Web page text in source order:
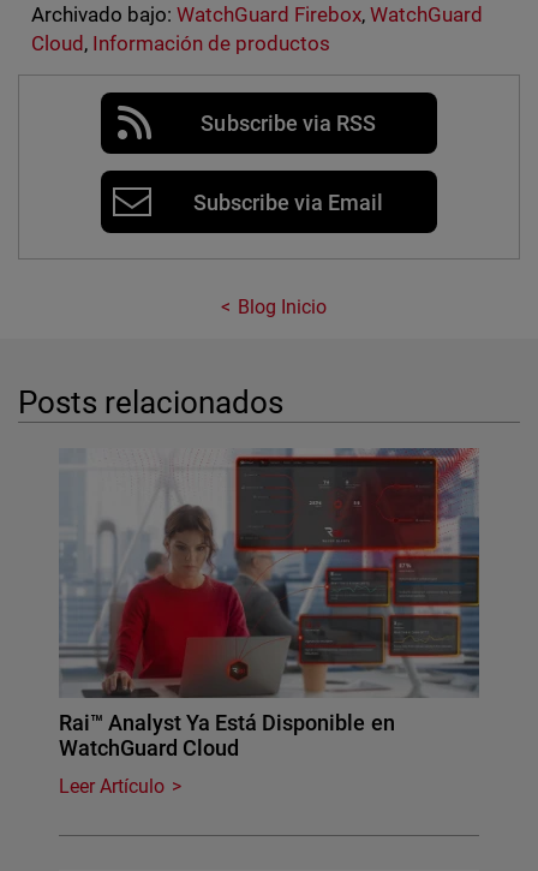
Archivado bajo: WatchGuard Firebox,WatchGuard
Cloud, Información de productos
Subscribe via RSS
Subscribe via Email
Blog Inicio
Posts relacionados
Rai™ Analyst Ya Está Disponible en
WatchGuard Cloud
Leer Artículo